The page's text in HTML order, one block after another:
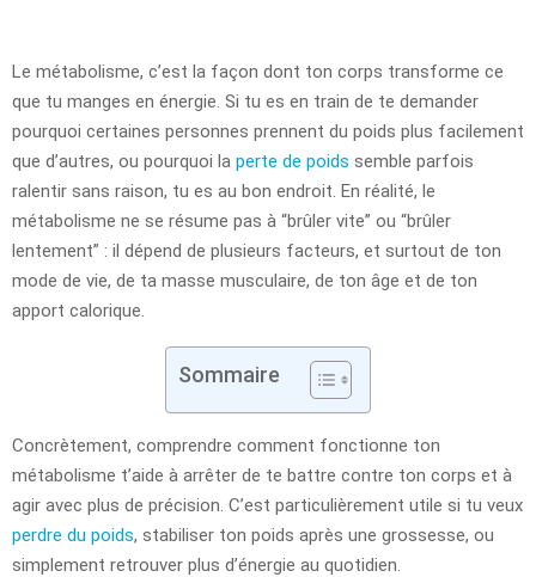
Le métabolisme, c’est la façon dont ton corps transforme ce
que tu manges en énergie. Si tu es en train de te demander
pourquoi certaines personnes prennent du poids plus facilement
que d’autres, ou pourquoi la perte de poids semble parfois
ralentir sans raison, tu es au bon endroit. En réalité, le
métabolisme ne se résume pas à “brûler vite” ou “brûler
lentement” : il dépend de plusieurs facteurs, et surtout de ton
mode de vie, de ta masse musculaire, de ton âge et de ton
apport calorique.
Sommaire
Concrètement, comprendre comment fonctionne ton
métabolisme t’aide à arrêter de te battre contre ton corps et à
agir avec plus de précision. C’est particulièrement utile si tu veux
perdre du poids, stabiliser ton poids après une grossesse, ou
simplement retrouver plus d’énergie au quotidien.